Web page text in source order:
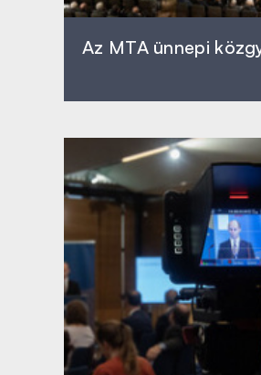
Az MTA ünnepi